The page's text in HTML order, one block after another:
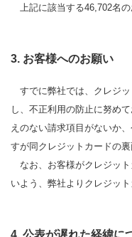
上記に該当する46,702名
3. お客様へのお願い
すでに弊社では、クレジッ
し、不正利用の防止に努め
えのない請求項目がないか
すが同クレジットカードの
なお、お客様がクレジット
いよう、弊社よりクレジッ
4. 公表が遅れた経緯に